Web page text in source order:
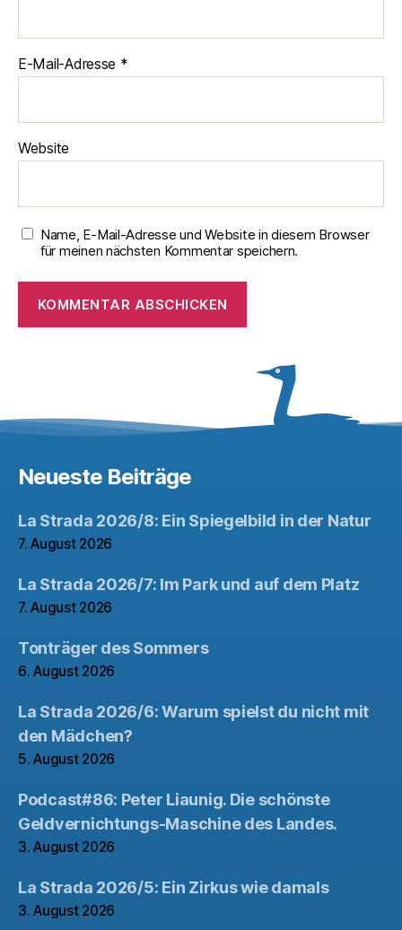
E-Mail-Adresse *
Website
Name, E-Mail-Adresse und Website in diesem Browser
für meinen nächsten Kommentar speichern.
Neueste Beiträge
La Strada 2026/8: Ein Spiegelbild in der Natur
7. August 2026
La Strada 2026/7: Im Park und auf dem Platz
7. August 2026
Tonträger des Sommers
6. August 2026
La Strada 2026/6: Warum spielst du nicht mit
den Mädchen?
5. August 2026
Podcast#86: Peter Liaunig. Die schönste
Geldvernichtungs-Maschine des Landes.
3. August 2026
La Strada 2026/5: Ein Zirkus wie damals
3. August 2026